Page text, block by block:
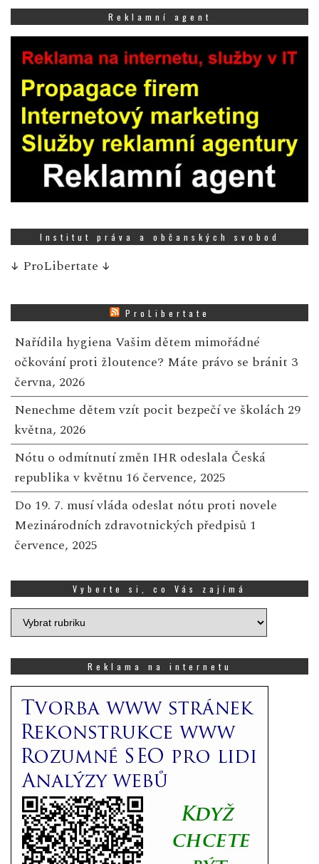
Reklamní agent
Institut práva a občanských svobod
↓ ProLibertate ↓
ProLibertate
Nařídila hygiena Vašim dětem mimořádné
očkování proti žloutence? Máte právo se bránit 3
června, 2026
Nenechme dětem vzít pocit bezpečí ve školách 29
května, 2026
Nótu o odmítnutí změn IHR odeslala Česká
republika v květnu 16 července, 2025
Do 19. 7. musí vláda odeslat nótu proti novele
Mezinárodních zdravotnických předpisů 1
července, 2025
Vyberte si, co Vás zajímá
Vyberte
si,
zajímá
Reklama na internetu